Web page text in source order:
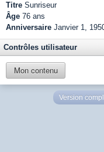
Titre Sunriseur
Âge 76 ans
Anniversaire Janvier 1,
Contrôles utilisateur
Mon contenu
Version